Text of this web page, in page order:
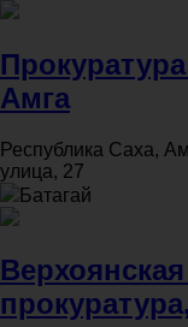
Амга
Республика Саха,
улица, 27
Батагай